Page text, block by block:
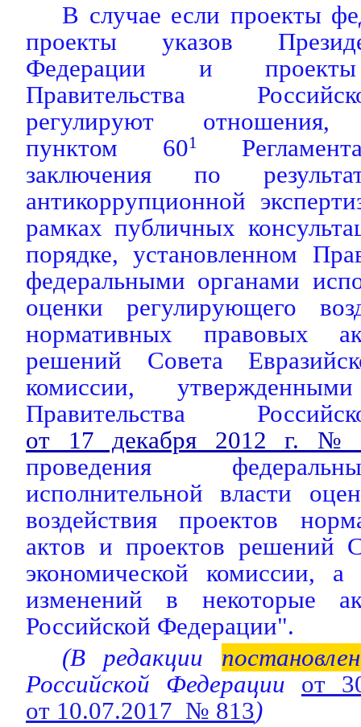
В случае если проекты
проекты указов
Федерации и
Правительства
регулируют отношения,
пунктом 601
заключения по
антикоррупционной
рамках публичных
порядке, установленном
федеральными органами
оценки регулирующего
нормативных правовых
решений Совета
комиссии,
Правительства
от 17 декабря 2012 г. №
проведения
исполнительной власти
воздействия проектов
актов и проектов решений
экономической комиссии,
изменений в некоторые
Российской Федерации".
(В редакции
Российской Федерации от
от 10.07.2017 № 813)